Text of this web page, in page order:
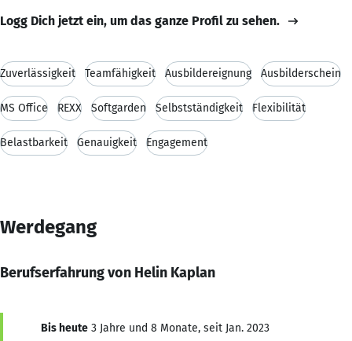
Logg Dich jetzt ein, um das ganze Profil zu sehen.
Zuverlässigkeit Teamfähigkeit Ausbildereignung Ausbilderschein
MS Office REXX Softgarden Selbstständigkeit Flexibilität
Belastbarkeit Genauigkeit Engagement
Werdegang
Berufserfahrung von Helin Kaplan
Bis heute 3 Jahre und 8 Monate, seit Jan. 2023